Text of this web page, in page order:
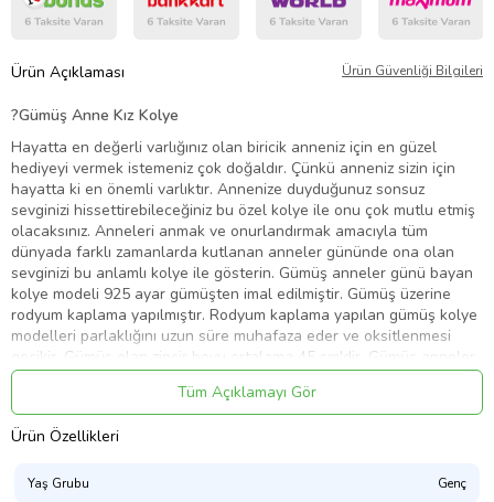
Ürün Açıklaması Ürün Güvenliği Bilgileri
?Gümüş Anne Kız Kolye
Hayatta en değerli varlığınız olan biricik anneniz için en güzel
hediyeyi vermek istemeniz çok doğaldır. Çünkü anneniz sizin için
hayatta ki en önemli varlıktır. Annenize duyduğunuz sonsuz
sevginizi hissettirebileceğiniz bu özel kolye ile onu çok mutlu etmiş
olacaksınız. Anneleri anmak ve onurlandırmak amacıyla tüm
dünyada farklı zamanlarda kutlanan anneler gününde ona olan
sevginizi bu anlamlı kolye ile gösterin. Gümüş anneler günü bayan
kolye modeli 925 ayar gümüşten imal edilmiştir. Gümüş üzerine
rodyum kaplama yapılmıştır. Rodyum kaplama yapılan gümüş kolye
modelleri parlaklığını uzun süre muhafaza eder ve oksitlenmesi
gecikir. Gümüş olan zincir boyu ortalama 45 cm'dir. Gümüş anneler
günü bayan kolye modeli el emeği ile üretilmiştir. Gümüş ve değerli
taşlar nedeniyle belirtilen ürün ağırlığında ± %10 sapma
olabilmektedir.
Boy : 3.00 cm
Tüm Açıklamayı Gör
Ürün Özellikleri
Yaş Grubu Genç